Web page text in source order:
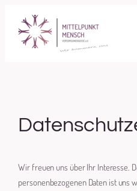
Inhalt
springen
Wir freuen uns über Ihr Interesse.
personenbezogenen Daten ist uns